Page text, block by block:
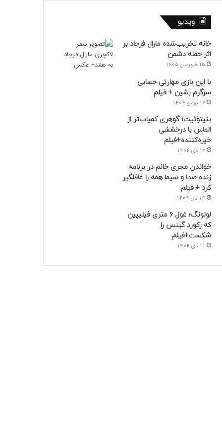
ویدیو
خانه تخریب‌شده مارال فرجاد بر
اثر حمله دشمن
15 فروردین 1405
با این بازی مهارتی حسابی
سرگرم بشین + فیلم
17 بهمن 1404
بنیتوئیت؛ گوهری کمیاب‌تر از
الماس با درخششی
خیره‌کننده+فیلم
17 دی 1404
خواندن مجری خانم در برنامه
زنده صدا و سیما همه را غافلگیر
کرد + فیلم
14 دی 1404
لولونگ؛ غول ۶ متری فیلیپین
که رکورد گینس را
شکست+فیلم
11 دی 1404